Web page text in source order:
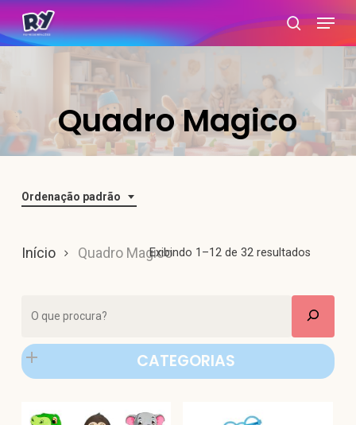
Skip
to
content
search
Menu
Quadro Magico
Ordenação padrão
Exibindo 1–12 de 32 resultados
Início Quadro Magico
CATEGORIAS